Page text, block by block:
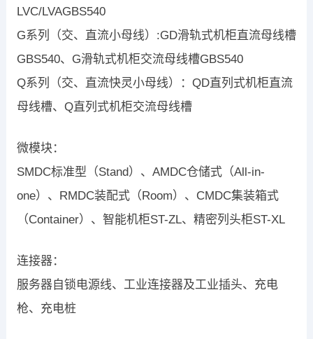
LVC/LVAGBS540
G系列（交、直流小母线）:GD滑轨式机柜直流母线槽
GBS540、G滑轨式机柜交流母线槽GBS540
Q系列（交、直流快灵小母线）：QD直列式机柜直流
母线槽、Q直列式机柜交流母线槽
微模块：
SMDC标准型（Stand）、AMDC仓储式（All-in-
one）、RMDC装配式（Room）、CMDC集装箱式
（Container）、智能机柜ST-ZL、精密列头柜ST-XL
连接器：
服务器自锁电源线、工业连接器及工业插头、充电
枪、充电桩